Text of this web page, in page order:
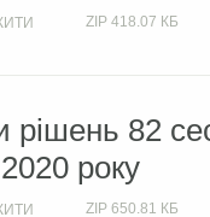
ZIP 418.07 КБ
рішень 82
року
ZIP 650.81 КБ